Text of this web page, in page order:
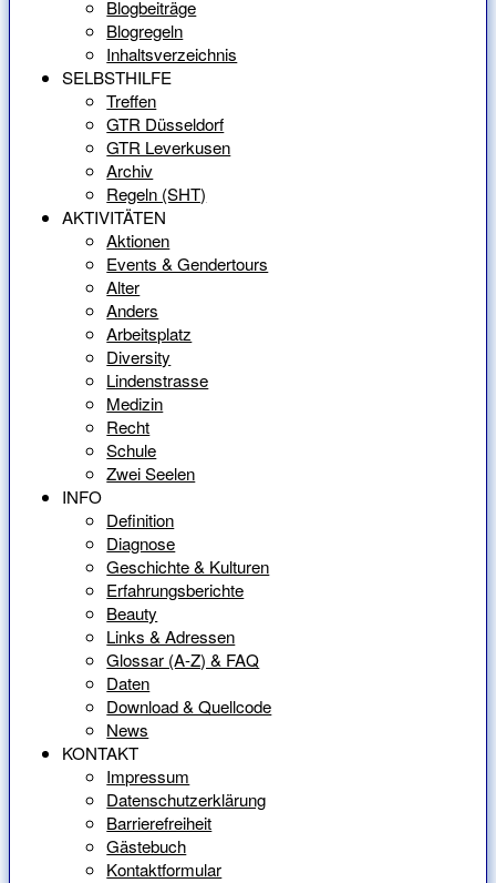
Blogbeiträge
Blogregeln
Inhaltsverzeichnis
SELBSTHILFE
Treffen
GTR Düsseldorf
GTR Leverkusen
Archiv
Regeln (SHT)
AKTIVITÄTEN
Aktionen
Events & Gendertours
Alter
Anders
Arbeitsplatz
Diversity
Lindenstrasse
Medizin
Recht
Schule
Zwei Seelen
INFO
Definition
Diagnose
Geschichte & Kulturen
Erfahrungsberichte
Beauty
Links & Adressen
Glossar (A-Z) & FAQ
Daten
Download & Quellcode
News
KONTAKT
Impressum
Datenschutzerklärung
Barrierefreiheit
Gästebuch
Kontaktformular